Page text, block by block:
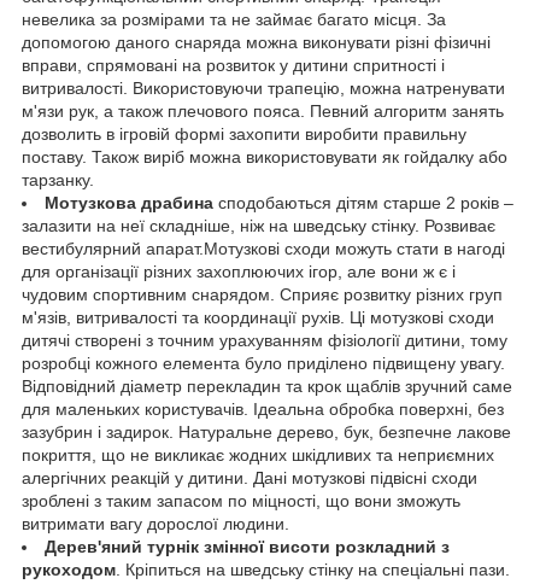
невелика за розмірами та не займає багато місця. За
допомогою даного снаряда можна виконувати різні фізичні
вправи, спрямовані на розвиток у дитини спритності і
витривалості. Використовуючи трапецію, можна натренувати
м'язи рук, а також плечового пояса. Певний алгоритм занять
дозволить в ігровій формі захопити виробити правильну
поставу. Також виріб можна використовувати як гойдалку або
тарзанку.
Мотузкова драбина сподобаються дітям старше 2 років –
залазити на неї складніше, ніж на шведську стінку. Розвиває
вестибулярний апарат.Мотузкові сходи можуть стати в нагоді
для організації різних захоплюючих ігор, але вони ж є і
чудовим спортивним снарядом. Сприяє розвитку різних груп
м'язів, витривалості та координації рухів. Ці мотузкові сходи
дитячі створені з точним урахуванням фізіології дитини, тому
розробці кожного елемента було приділено підвищену увагу.
Відповідний діаметр перекладин та крок щаблів зручний саме
для маленьких користувачів. Ідеальна обробка поверхні, без
зазубрин і задирок. Натуральне дерево, бук, безпечне лакове
покриття, що не викликає жодних шкідливих та неприємних
алергічних реакцій у дитини. Дані мотузкові підвісні сходи
зроблені з таким запасом по міцності, що вони зможуть
витримати вагу дорослої людини.
Дерев'яний турнік змінної висоти розкладний з
рукоходом . Кріпиться на шведську стінку на спеціальні пази.